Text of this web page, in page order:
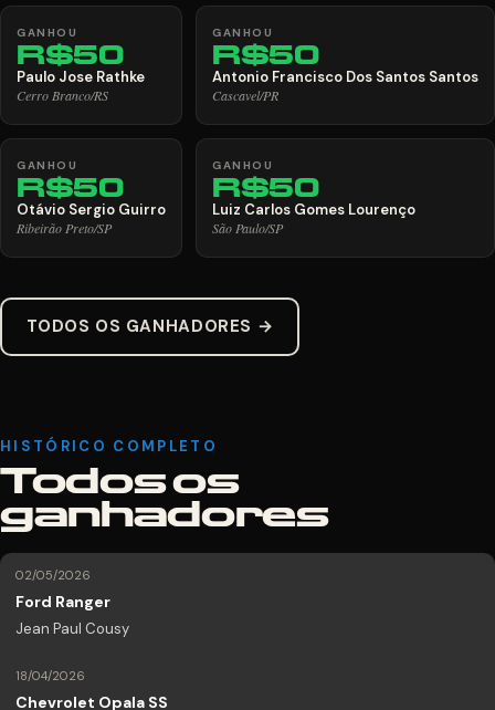
GANHOU
R$50
Paulo Jose Rathke
Cerro Branco/RS
GANHOU
R$50
Otávio Sergio Guirro
Ribeirão Preto/SP
GANHOU
R$50
Antonio Francisco Dos Santos Santos
Cascavel/PR
GANHOU
R$50
Luiz Carlos Gomes Lourenço
São Paulo/SP
TODOS OS GANHADORES →
HISTÓRICO COMPLETO
Todos os
ganhadores
02/05/2026
Ford Ranger
Jean Paul Cousy
18/04/2026
Chevrolet Opala SS